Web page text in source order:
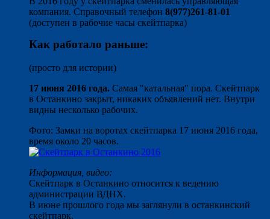
компания. Справочный телефон 8(977)261-81-01
(доступен в рабочие часы скейтпарка)
Как работало раньше:
(просто для истории)
17 июня 2016 года. Самая "катальная" пора. Скейтпарк
в Останкино закрыт, никаких объявлений нет. Внутри
видны несколько рабочих.
Фото: Замки на воротах скейтпарка 17 июня 2016 года,
время около 20 часов.
Информация, видео:
Скейтпарк в Останкино относится к ведению
администрации ВДНХ.
В июне прошлого года мы заглянули в останкинский
скейтпарк.